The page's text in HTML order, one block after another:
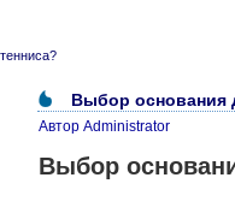
Выбор основания
Автор Administrator
Выбор